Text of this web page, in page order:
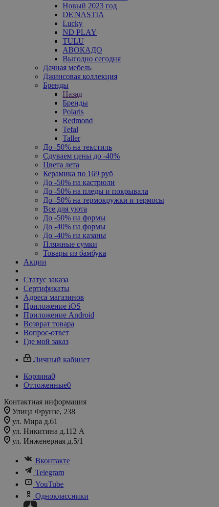
Новый 2023 год
DE'NASTIA
Lucky
ND PLAY
TULU
АВОКАДО
Выгодно сегодня
Дачная мебель
Джинсовая коллекция
Бренды
Назад
Бренды
Polaris
Redmond
Tefal
Taller
До -50% на текстиль
Сдуваем цены до -40%
Цвета лета
Керамика по 169 руб
До -50% на кастрюли
До -50% на пледы и покрывала
До -50% на термокружки и термосы
Все для уюта
До -50% на формы
До -40% на формы
До -40% на казаны
Пляжные сумки
Товары из бамбука
Акции
Статус заказа
Сертификаты
Адреса магазинов
Приложение iOS
Приложение Android
Возврат товара
Вопрос-ответ
Где мой заказ
Личный кабинет
Корзина0
Отложенные0
Контактная информация
Улица Фрунзе, 238​
ул. Мира д.61
ул. Никитина д.112 А
ул. Инженерная д.5/1
Вконтакте
Telegram
YouTube
Одноклассники